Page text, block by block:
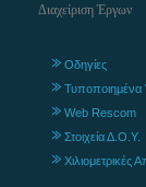
Διαχείριση Έργων
Οδηγίες
Web Rescom
Στοιχεία Δ.Ο.Υ.
Χιλιομετρικές